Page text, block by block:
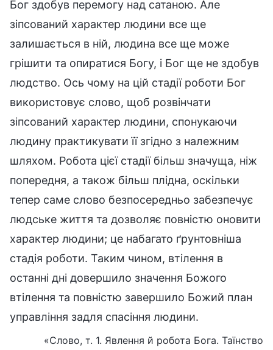
Бог здобув перемогу над сатаною. Але
зіпсований характер людини все ще
залишається в ній, людина все ще може
грішити та опиратися Богу, і Бог ще не здобув
людство. Ось чому на цій стадії роботи Бог
використовує слово, щоб розвінчати
зіпсований характер людини, спонукаючи
людину практикувати її згідно з належним
шляхом. Робота цієї стадії більш значуща, ніж
попередня, а також більш плідна, оскільки
тепер саме слово безпосередньо забезпечує
людське життя та дозволяє повністю оновити
характер людини; це набагато ґрунтовніша
стадія роботи. Таким чином, втілення в
останні дні довершило значення Божого
втілення та повністю завершило Божий план
управління задля спасіння людини.
«Слово, т. 1. Явлення й робота Бога. Таїнство